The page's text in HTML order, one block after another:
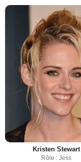
Kristen Stewart
Rôle : Jess